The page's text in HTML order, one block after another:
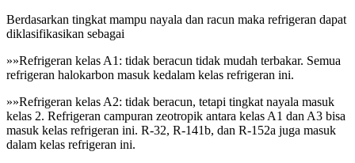
Berdasarkan tingkat mampu nayala dan racun maka refrigeran dapat
diklasifikasikan sebagai
»»Refrigeran kelas A1: tidak beracun tidak mudah terbakar. Semua
refrigeran halokarbon masuk kedalam kelas refrigeran ini.
»»Refrigeran kelas A2: tidak beracun, tetapi tingkat nayala masuk
kelas 2. Refrigeran campuran zeotropik antara kelas A1 dan A3 bisa
masuk kelas refrigeran ini. R-32, R-141b, dan R-152a juga masuk
dalam kelas refrigeran ini.